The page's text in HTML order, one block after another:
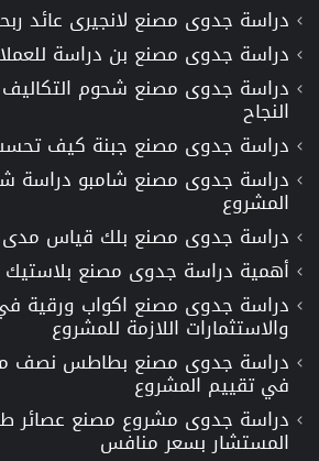
دراسة جدوى مصنع لانجيرى عائد
دراسة جدوى مصنع بن دراسة
دراسة جدوى مصنع شحوم التكاليف
النجاح
دراسة جدوى مصنع جبنة كيف تحسب
دراسة جدوى مصنع شامبو دراسة
المشروع
دراسة جدوى مصنع بلك قياس مدى
أهمية دراسة جدوى مصنع بلاستيك
دراسة جدوى مصنع اكواب ورقية
والاستثمارات اللازمة للمشروع
دراسة جدوى مصنع بطاطس نصف
في تقييم المشروع
دراسة جدوى مشروع مصنع عصائر
المستشار بسعر منافس